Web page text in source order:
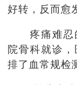
好转，反而愈
疼痛难
院骨科就诊
排了血常规检